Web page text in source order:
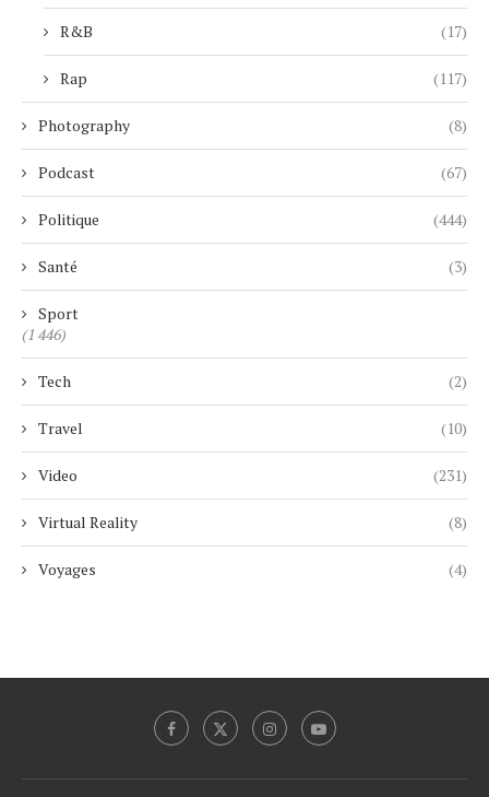
R&B (17)
Rap (117)
Photography (8)
Podcast (67)
Politique (444)
Santé (3)
Sport
(1 446)
Tech (2)
Travel (10)
Video (231)
Virtual Reality (8)
Voyages (4)